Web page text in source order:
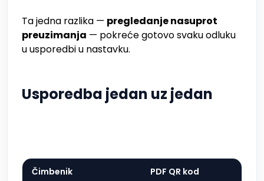
Ta jedna razlika — pregledanje nasuprot
preuzimanja — pokreće gotovo svaku odluku
u usporedbi u nastavku.
Usporedba jedan uz jedan
Čimbenik PDF QR kod